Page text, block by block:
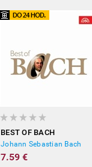
BEST OF BACH
Johann Sebastian Bach
7.59 €